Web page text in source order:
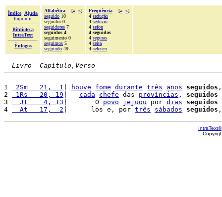
Índice
Ajuda
Imprimir
Biblioteca
IntraText
Èulogos
Alfabética [« »]
seguido 10
seguidor 0
seguidores 7
seguidos 4
seguimento 0
seguimos 5
seguindo 49
Freqüência [« »]
4 sedução
4 seduziu
4 sefon
4 seguidos
4 seguras
4 seita
4 seleuco
Livro  Capítulo,Verso
1 2Sm   21,  1 houve fome durante três anos seguidos
2
1Rs   20, 19 cada chefe das províncias , seguidos
3
  Jt    4, 13
|       O povo jejuou por dias seguidos
4
  At   17,  2
|      los e, por três sábados seguidos
IntraText®